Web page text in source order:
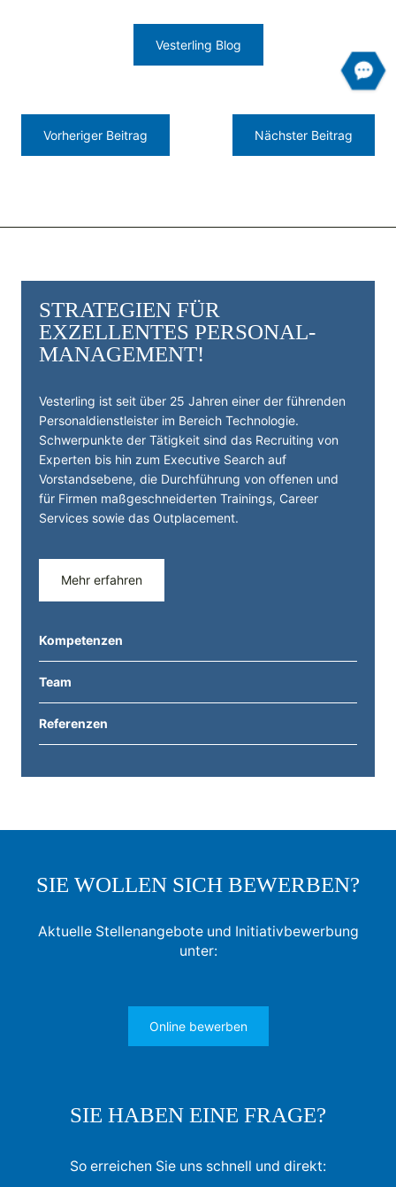
STRATEGIEN FÜR
EXZELLENTES PERSONAL­
MANAGEMENT!
Vesterling ist seit über 25 Jahren einer der führenden
Personal­dienst­leister im Bereich Technologie.
Schwerpunkte der Tätigkeit sind das Recruiting von
Experten bis hin zum Executive Search auf
Vorstandsebene, die Durchführung von offenen und
für Firmen maßgeschneiderten Trainings, Career
Services sowie das Outplacement.
Mehr erfahren
Kompetenzen
Team
Referenzen
Vorheriger Beitrag
Vesterling Blog
Nächster Beitrag
SIE WOLLEN SICH BEWERBEN?
Aktuelle Stellenangebote und Initiativbewerbung
unter:
Online bewerben
SIE HABEN EINE FRAGE?
So erreichen Sie uns schnell und direkt: